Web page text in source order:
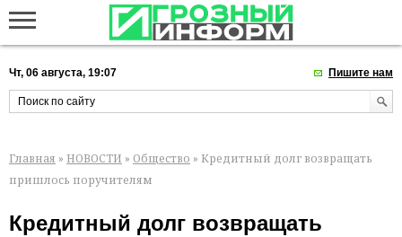
Чт, 06 августа, 19:07 Пишите нам
Главная » НОВОСТИ » Общество » Кредитный долг возвращать
пришлось поручителям
Кредитный долг возвращать